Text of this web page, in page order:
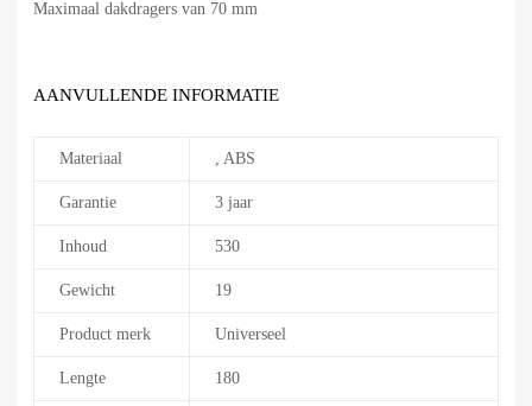
Maximaal dakdragers van 70 mm
AANVULLENDE INFORMATIE
Materiaal , ABS
Garantie 3 jaar
Inhoud 530
Gewicht 19
Product merk Universeel
Lengte 180